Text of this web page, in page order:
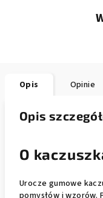
Opis Opinie
Opis
O
Urocze gumowe
pomysłów i wzorów.